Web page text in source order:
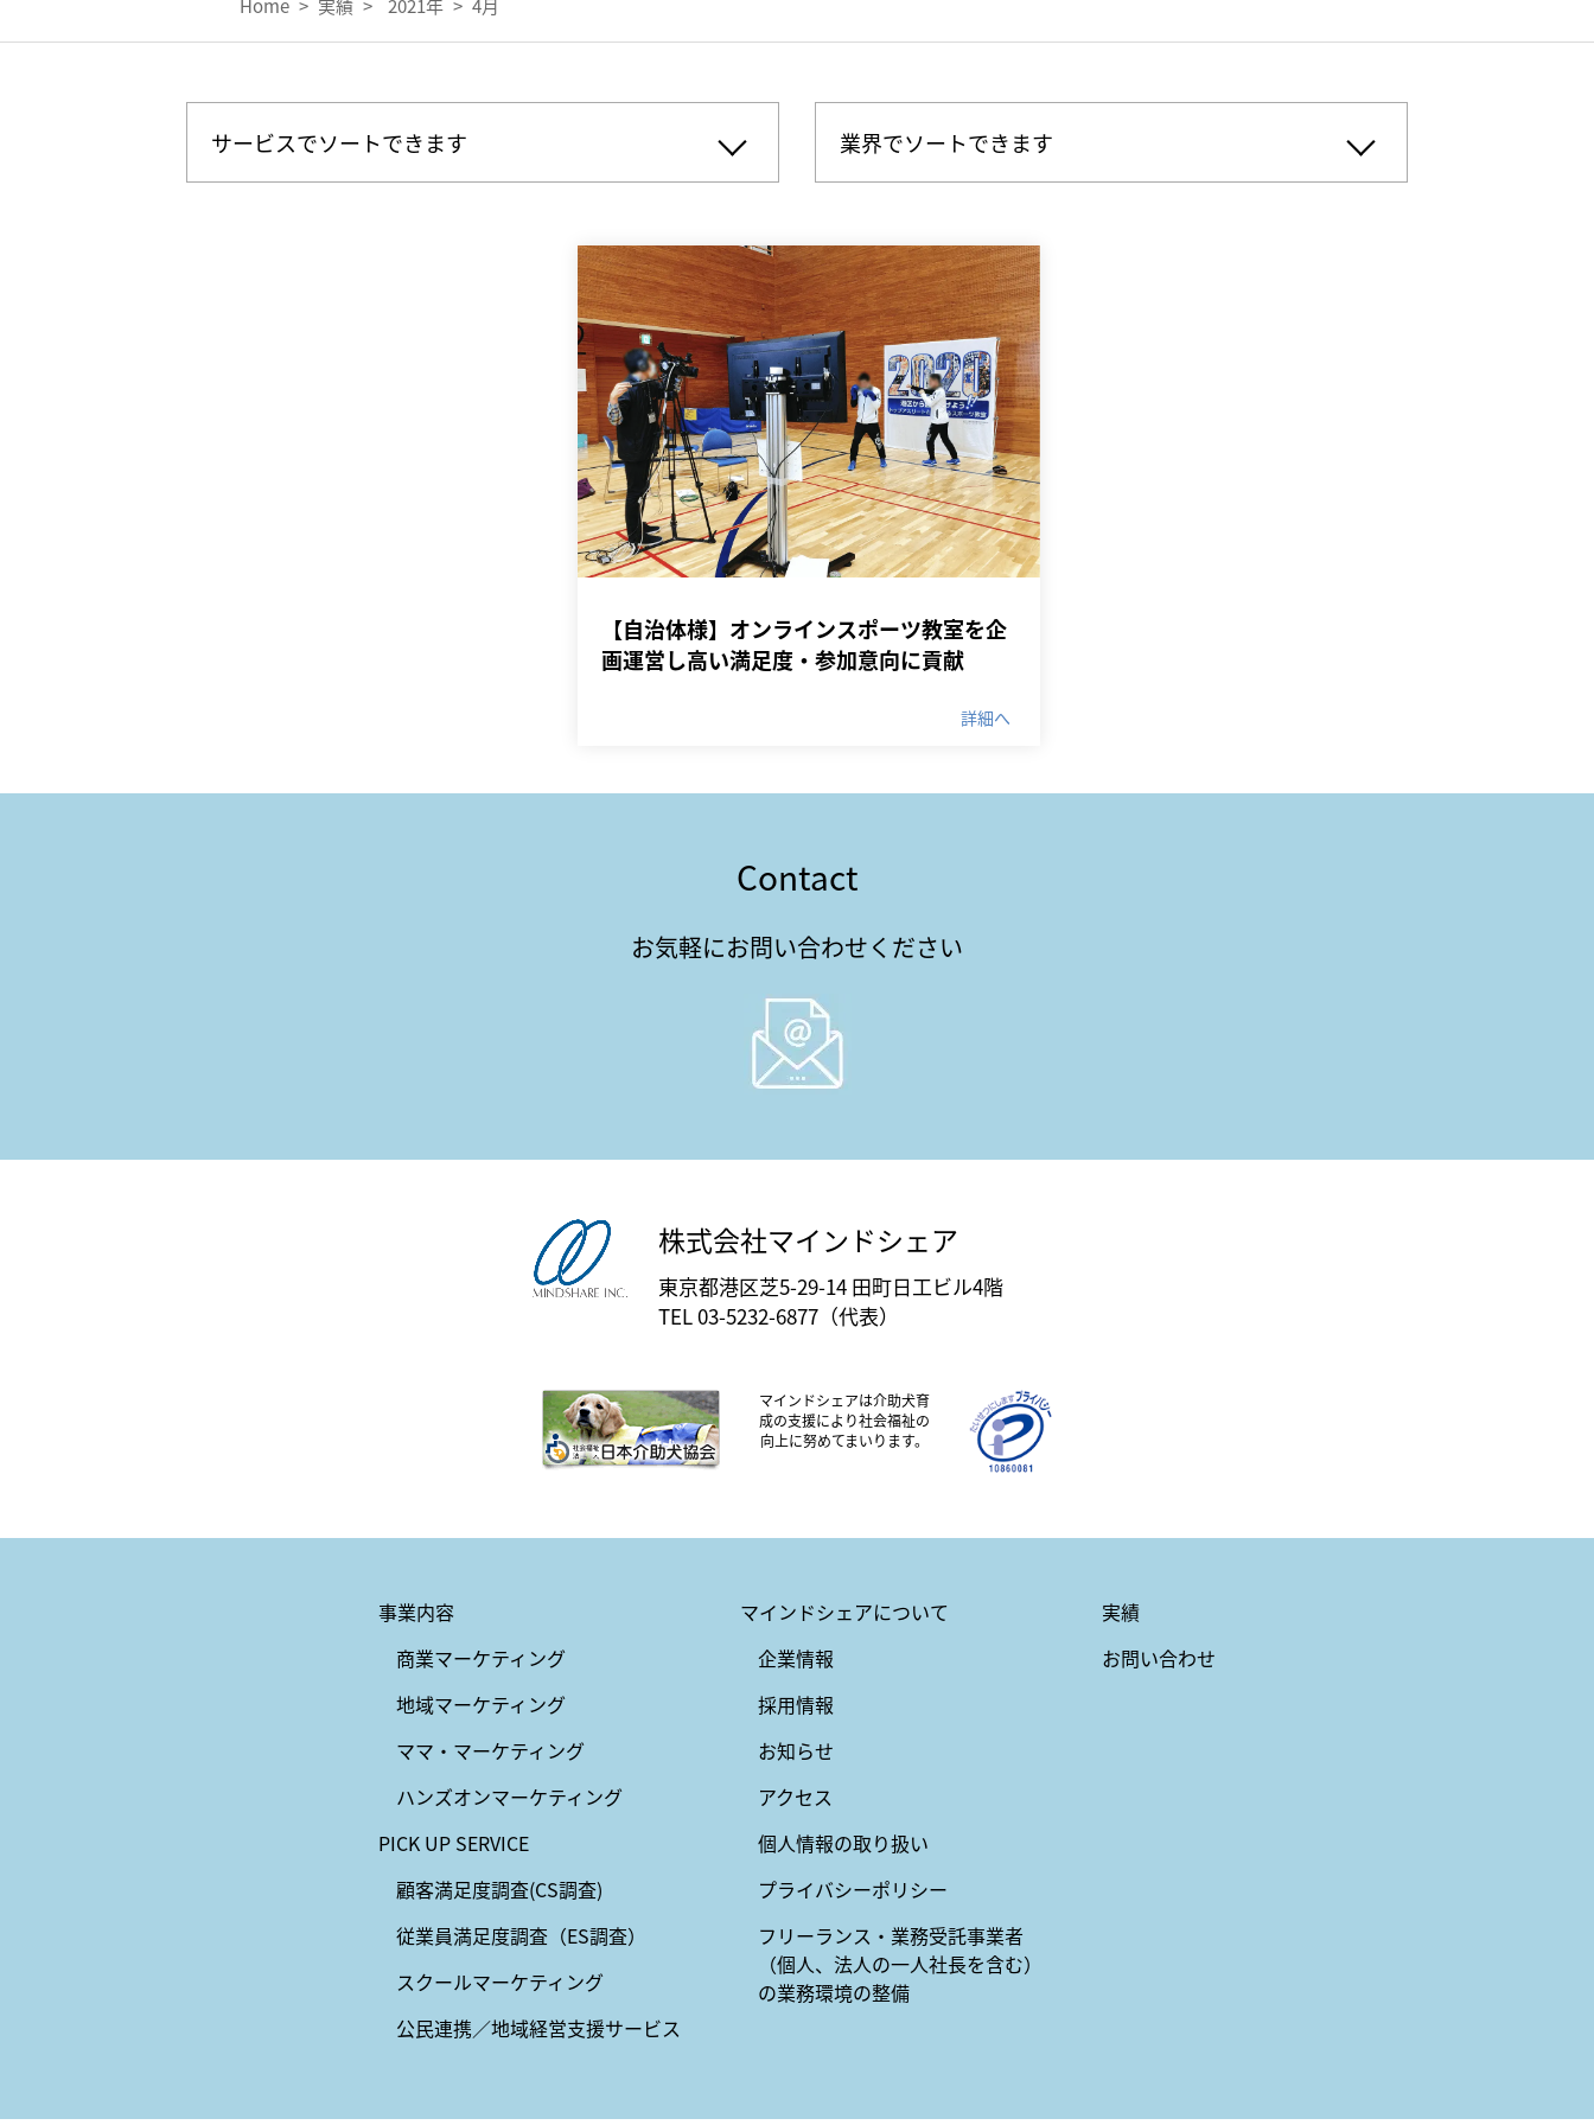
Home > 実績 > 2021年 > 4月
サービスでソートできます 業界でソートできます
【自治体様】オンラインスポーツ教室を企
画運営し高い満足度・参加意向に貢献
詳細へ
Contact
お気軽にお問い合わせください
株式会社マインドシェア
東京都港区芝5-29-14 田町日工ビル4階
TEL 03-5232-6877（代表）
マインドシェアは介助犬育
成の支援により社会福祉の
向上に努めてまいります。
事業内容
商業マーケティング
地域マーケティング
ママ・マーケティング
ハンズオンマーケティング
PICK UP SERVICE
顧客満足度調査(CS調査)
従業員満足度調査（ES調査）
スクールマーケティング
公民連携／地域経営支援サービス
マインドシェアについて
企業情報
採用情報
お知らせ
アクセス
個人情報の取り扱い
プライバシーポリシー
フリーランス・業務受託事業者
（個人、法人の一人社長を含む）
の業務環境の整備
実績
お問い合わせ